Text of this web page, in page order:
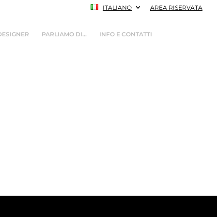
ITALIANO AREA RISERVATA
PARLIAMO DI… INFO E CONTATTI